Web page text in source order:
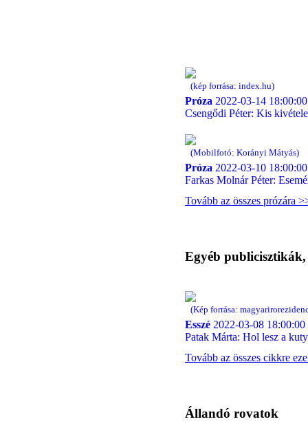
(kép forrása: index.hu)
Próza 2022-03-14 18:00:00
Csengődi Péter: Kis
(Mobilfotó: Korányi Mátyás)
Próza 2022-03-10 18:00:00
Farkas Molnár Péter:
Tovább az összes prózára
Egyéb
(Kép forrása:
Esszé 2022-03-08 18:00:00
Patak Márta: Hol lesz a
Tovább az összes cikkre
Állandó rovatok